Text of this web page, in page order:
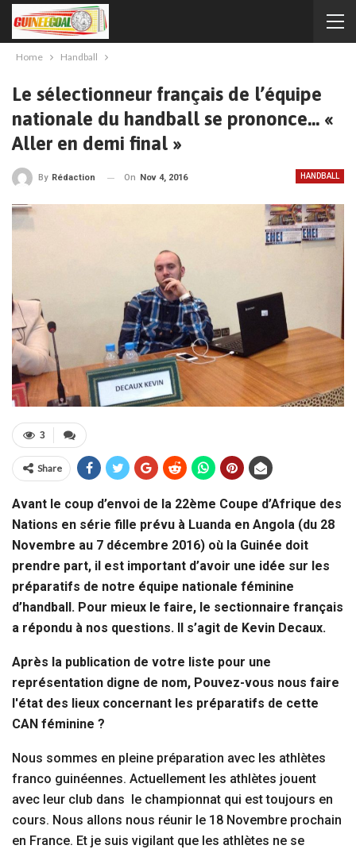
Home Handball
Le sélectionneur français de l’équipe
nationale du handball se prononce… «
Aller en demi final »
HANDBALL
By Rédaction On Nov 4, 2016
3
Share
Avant le coup d’envoi de la 22ème Coupe d’Afrique des
Nations en série fille prévu à Luanda en Angola (du 28
Novembre au 7 décembre 2016) où la Guinée doit
prendre part, il est important d’avoir une idée sur les
préparatifs de notre équipe nationale féminine
d’handball. Pour mieux le faire, le sectionnaire français
a répondu à nos questions. Il s’agit de Kevin Decaux.
Après la publication de votre liste pour une
représentation digne de nom, Pouvez-vous nous faire
l'état des lieux concernant les préparatifs de cette
CAN féminine ?
Nous sommes en pleine préparation avec les athlètes
franco guinéennes. Actuellement les athlètes jouent
avec leur club dans le championnat qui est toujours en
cours. Nous allons nous réunir le 18 Novembre prochain
en France. Et je suis vigilant que les athlètes ne se